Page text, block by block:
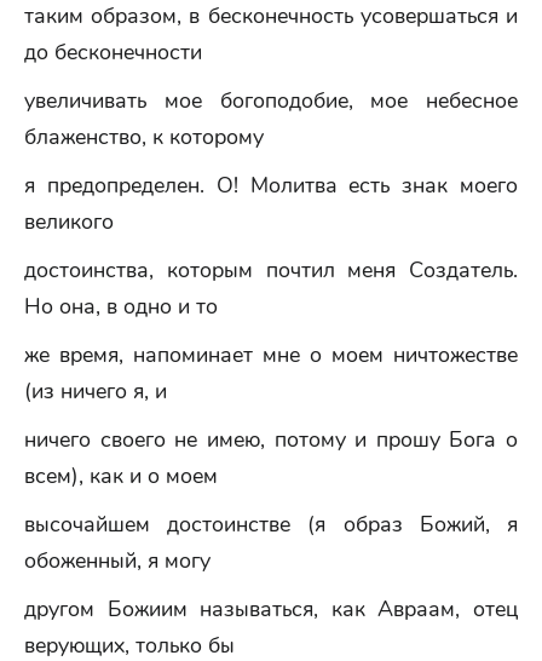
таким образом, в бесконечность усовершаться и
до бесконечности
увеличивать мое богоподобие, мое небесное
блаженство, к которому
я предопределен. О! Молитва есть знак моего
великого
достоинства, которым почтил меня Создатель.
Но она, в одно и то
же время, напоминает мне о моем ничтожестве
(из ничего я, и
ничего своего не имею, потому и прошу Бога о
всем), как и о моем
высочайшем достоинстве (я образ Божий, я
обоженный, я могу
другом Божиим называться, как Авраам, отец
верующих, только бы